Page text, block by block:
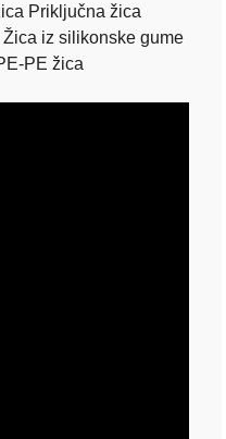
Priključna žica
iz silikonske gume
PE žica